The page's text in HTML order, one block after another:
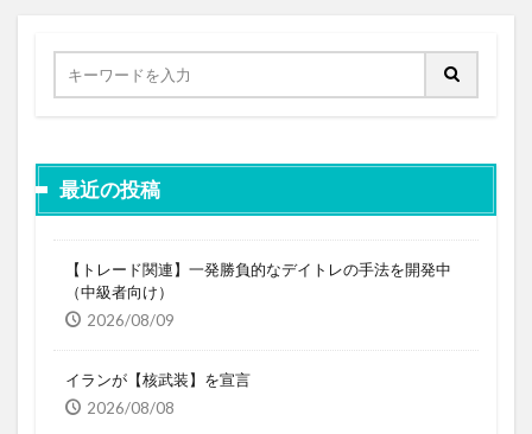
最近の投稿
【トレード関連】一発勝負的なデイトレの手法を開発中
（中級者向け）
2026/08/09
イランが【核武装】を宣言
2026/08/08